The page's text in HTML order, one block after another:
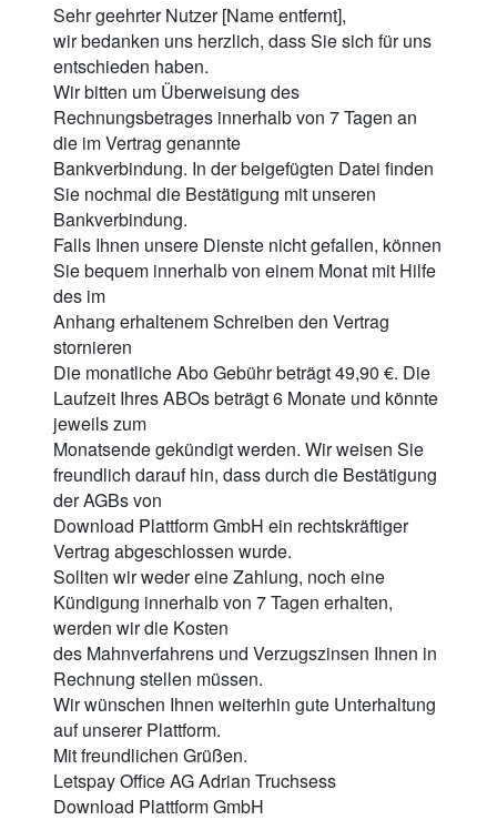
Sehr geehrter Nutzer [Name entfernt],
wir bedanken uns herzlich, dass Sie sich für uns
entschieden haben.
Wir bitten um Überweisung des
Rechnungsbetrages innerhalb von 7 Tagen an
die im Vertrag genannte
Bankverbindung. In der beigefügten Datei finden
Sie nochmal die Bestätigung mit unseren
Bankverbindung.
Falls Ihnen unsere Dienste nicht gefallen, können
Sie bequem innerhalb von einem Monat mit Hilfe
des im
Anhang erhaltenem Schreiben den Vertrag
stornieren
Die monatliche Abo Gebühr beträgt 49,90 €. Die
Laufzeit Ihres ABOs beträgt 6 Monate und könnte
jeweils zum
Monatsende gekündigt werden. Wir weisen Sie
freundlich darauf hin, dass durch die Bestätigung
der AGBs von
Download Plattform GmbH ein rechtskräftiger
Vertrag abgeschlossen wurde.
Sollten wir weder eine Zahlung, noch eine
Kündigung innerhalb von 7 Tagen erhalten,
werden wir die Kosten
des Mahnverfahrens und Verzugszinsen Ihnen in
Rechnung stellen müssen.
Wir wünschen Ihnen weiterhin gute Unterhaltung
auf unserer Plattform.
Mit freundlichen Grüßen.
Letspay Office AG Adrian Truchsess
Download Plattform GmbH